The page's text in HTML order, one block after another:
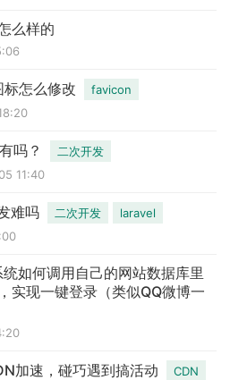
么样的
怎么修改
favicon
吗？
二次开发
11:40
难吗 二次开发
laravel
如何调用自己的网站数据库里
实现一键登录（类似QQ微博一
加速，碰巧遇到搞活动
CDN